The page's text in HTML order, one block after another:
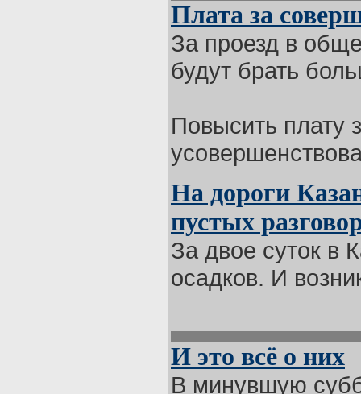
Плата за
За проезд в
будут брать
Повысить плату
На дороги
пустых
За двое суток в
осадков. И
И это всё о них
В минувшую